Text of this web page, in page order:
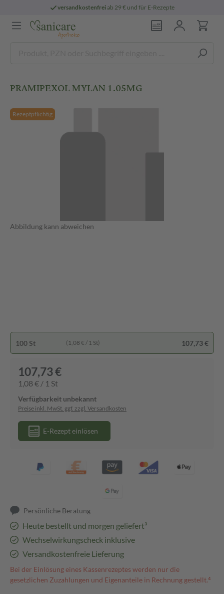
versandkostenfreiab 29 € und für E-Rezepte
PRAMIPEXOL MYLAN 1.05MG
Rezeptpflichtig
Abbildung kann abweichen
100 St (1,08 € / 1 St) 107,73 €
107,73 €
1,08 € / 1 St
Verfügbarkeit unbekannt
Preise inkl. MwSt. ggf. zzgl. Versandkosten
E-Rezept einlösen
Persönliche Beratung
Heute bestellt und morgen geliefert³
Wechselwirkungscheck inklusive
Versandkostenfreie Lieferung
Bei der Einlösung eines Kassenrezeptes werden nur die
gesetzlichen Zuzahlungen und Eigenanteile in Rechnung gestellt.⁴